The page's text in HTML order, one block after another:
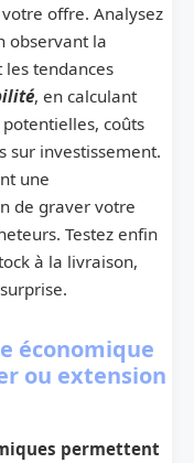
offre. Analysez
observant la
tendances
, en calculant
coûts
sur investissement.
une
de graver votre
Testez enfin
à la livraison,
économique
ou extension
permettent